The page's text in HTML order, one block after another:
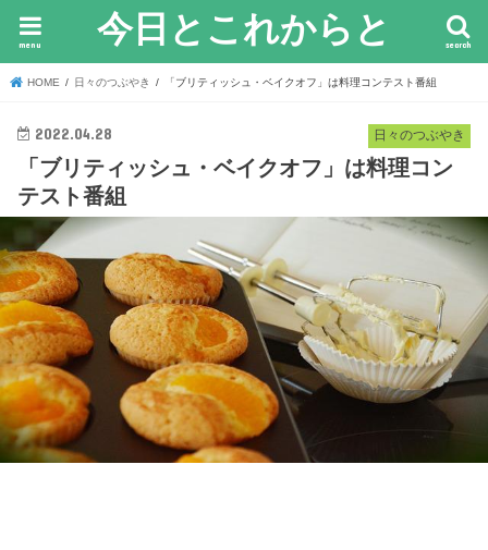
今日とこれからと search
menu
HOME 日々のつぶやき 「ブリティッシュ・ベイクオフ」は料理コンテスト番組
日々のつぶやき
2022.04.28
「ブリティッシュ・ベイクオフ」は料理コン
テスト番組